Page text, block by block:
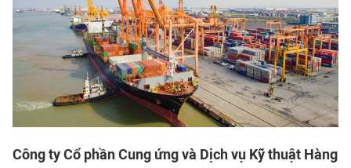
Công ty Cổ phần Cung ứng và Dịch vụ Kỹ thuật Hàng